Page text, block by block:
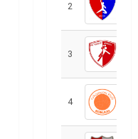
2
3
4